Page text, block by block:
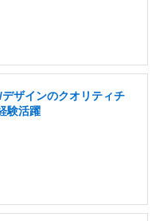
ザインのクオリティチ
験活躍